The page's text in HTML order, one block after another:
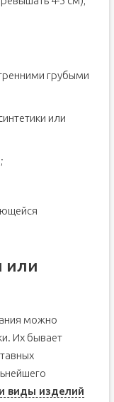
грубыми
или
или
можно
Их бывает
виды изделий